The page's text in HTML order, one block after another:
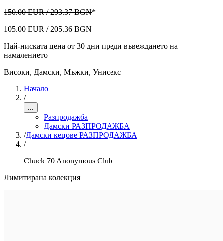
150.00 EUR / 293.37 BGN*
105.00 EUR / 205.36 BGN
Най-ниската цена от 30 дни преди въвеждането на
намалението
Високи, Дамски, Мъжки, Унисекс
Начало
/
...
Разпродажба
Дамски РАЗПРОДАЖБА
/Дамски кецове РАЗПРОДАЖБА
/
Chuck 70 Anonymous Club
Лимитирана колекция